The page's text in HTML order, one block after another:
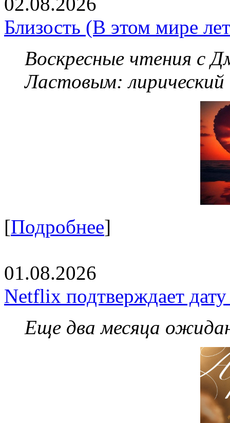
Близость (В этом мире
Воскресные чтения с
Ластовым:
[Подробнее]
01.08.2026
Netflix подтверждает
Еще два месяца